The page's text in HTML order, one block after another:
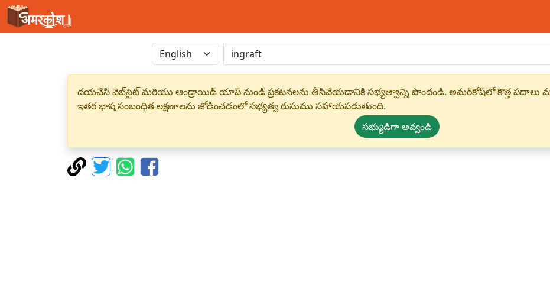
దయచేసి వెబ్‌సైట్ మరియు ఆండ్రాయిడ్ యాప్ నుండి ప్రకటనలను తీసివేయడానికి సభ్యత్వాన్ని పొందండి. అమర్‌కోష్‌లో కొత్త
ఇతర భాష సంబంధిత లక్షణాలను జోడించడంలో సభ్యత్వ రుసుము సహాయపడుతుంది.
సభ్యుడిగా అవ్వండి